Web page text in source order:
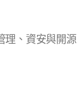
理、資安與開源